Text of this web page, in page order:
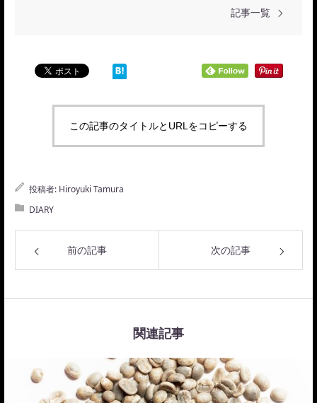
記事一覧
この記事のタイトルとURLをコピーする
投稿者: Hiroyuki Tamura
DIARY
前の記事 次の記事
関連記事